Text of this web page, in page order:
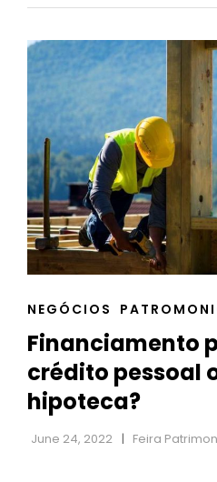
DO
E
SEO
NO
SETOR
CAT
NEGÓCIOS
Financiamento
crédito pessoal
hipoteca?
June 24, 2022 Feira